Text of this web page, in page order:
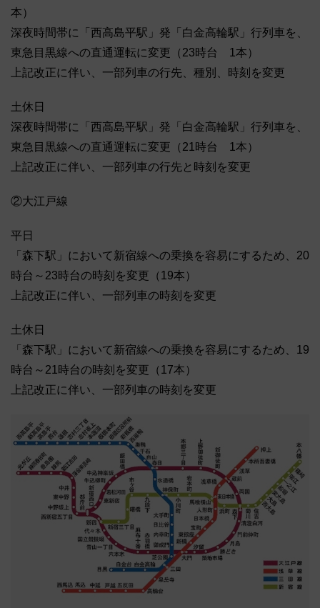
本）
深夜時間帯に「西高島平駅」発「白金高輪駅」行列車を、
東急目黒線への直通運転に変更（23時台 1本）
上記改正に伴い、一部列車の行先、種別、時刻を変更
土休日
深夜時間帯に「西高島平駅」発「白金高輪駅」行列車を、
東急目黒線への直通運転に変更（21時台 1本）
上記改正に伴い、一部列車の行先と時刻を変更
②大江戸線
平日
「森下駅」において新宿線への乗換を容易にするため、20
時台～23時台の時刻を変更（19本）
上記改正に伴い、一部列車の時刻を変更
土休日
「森下駅」において新宿線への乗換を容易にするため、19
時台～21時台の時刻を変更（17本）
上記改正に伴い、一部列車の時刻を変更